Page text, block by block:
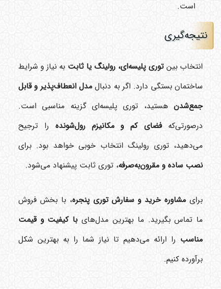
است.
نتیجه‌گیری
انتخاب بین توری پلیسه‌ای، رولینگ یا ثابت به نیاز و شرایط
ساختمان بستگی دارد. اگر به دنبالمدل انعطاف‌پذیر و قابل
جمع‌شدنهستید، توری پلیسه‌ای گزینه مناسبی است.
درصورتی‌کهفضای کم و مکانیزم رول‌شونده را ترجیح
می‌دهید، توری رولینگ انتخاب خوبی خواهد بود. برای
نصب ساده و مقرون‌به‌صرفه، توری ثابت پیشنهاد می‌شود.
برای مشاوره خرید و سفارش توری پنجره، با بخش فروش
ما تماس بگیرید. ما بهترین مدل‌هایبا کیفیت و قیمت
مناسب را ارائه می‌دهیم تا نیاز شما را به بهترین شکل
برآورده کنیم.